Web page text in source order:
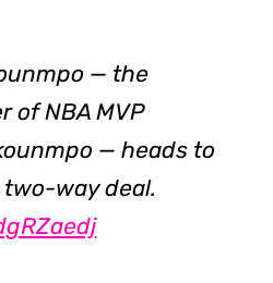
— the
of NBA MVP
— heads to
way deal.